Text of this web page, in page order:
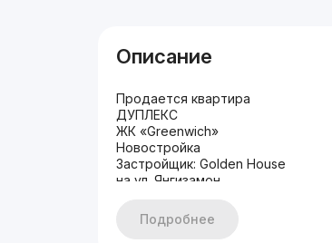
Описание
Продается квартира
ДУПЛЕКС
ЖК «Greenwich»
Новостройка
Застройщик: Golden House
на ул. Янгизамон
Район: Мирабадский
Комнат: 5
Подробнее